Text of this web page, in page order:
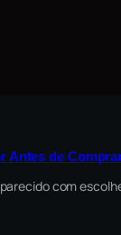
Antes de
com